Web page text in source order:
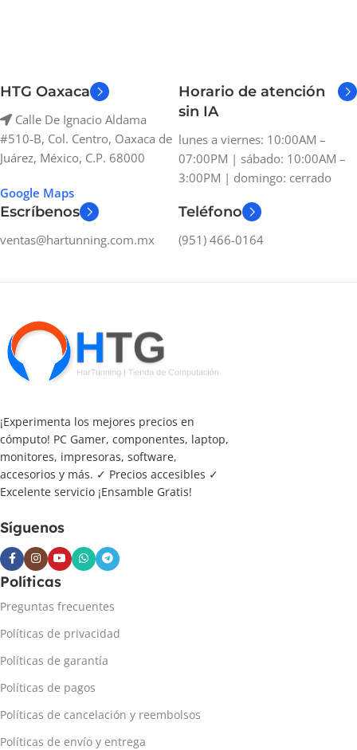
HTG Oaxaca
Calle De Ignacio Aldama
#510-B, Col. Centro, Oaxaca de
Juárez, México, C.P. 68000
Google Maps
Horario de atención
sin IA
lunes a viernes: 10:00AM –
07:00PM | sábado: 10:00AM –
3:00PM | domingo: cerrado
Escríbenos
ventas@hartunning.com.mx
Teléfono
(951) 466-0164
¡Experimenta los mejores precios en
cómputo! PC Gamer, componentes, laptop,
monitores, impresoras, software,
accesorios y más. ✓ Precios accesibles ✓
Excelente servicio ¡Ensamble Gratis!
Síguenos
Políticas
Preguntas frecuentes
Políticas de privacidad
Políticas de garantía
Políticas de pagos
Políticas de cancelación y reembolsos
Políticas de envío y entrega